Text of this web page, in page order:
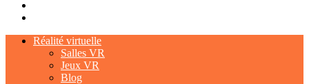
Réalité virtuelle
Salles VR
Jeux VR
Blog